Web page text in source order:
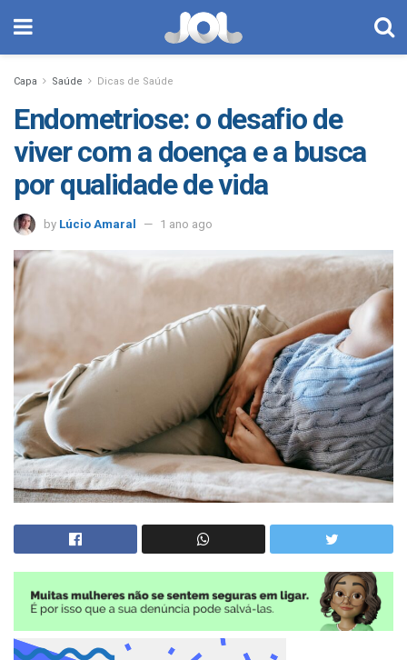
Capa Saúde Dicas de Saúde
Endometriose: o desafio de
viver com a doença e a busca
por qualidade de vida
by Lúcio Amaral 1 ano ago